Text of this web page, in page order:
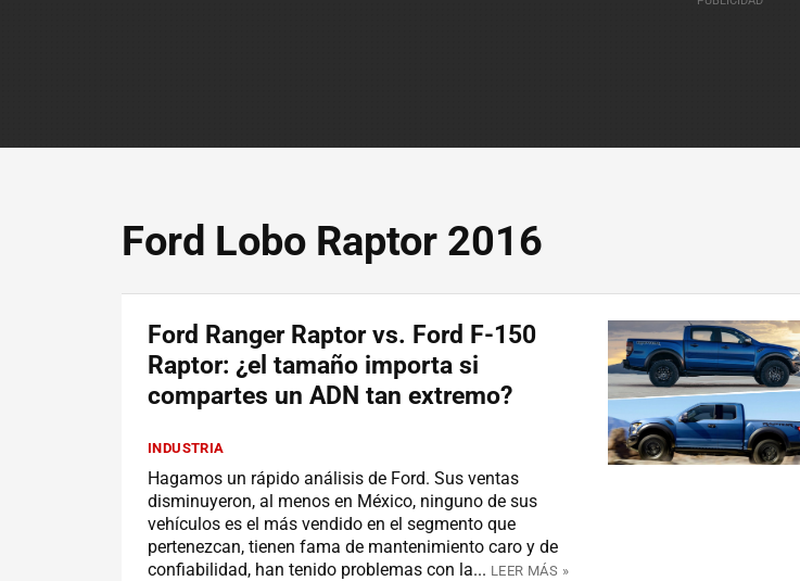
Ford Lobo Raptor 2016
Ford Ranger Raptor vs. Ford F-150
Raptor: ¿el tamaño importa si
compartes un ADN tan extremo?
INDUSTRIA
Hagamos un rápido análisis de Ford. Sus ventas
disminuyeron, al menos en México, ninguno de sus
vehículos es el más vendido en el segmento que
pertenezcan, tienen fama de mantenimiento caro y de
confiabilidad, han tenido problemas con la... LEER MÁS »